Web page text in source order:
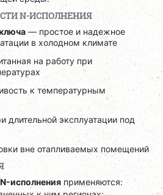
N-ИСПОЛНЕНИЯ
— простое и надежное
в холодном климате
на работу при
к температурным
длительной эксплуатации под
вне отапливаемых помещений
N-исполнения применяются: